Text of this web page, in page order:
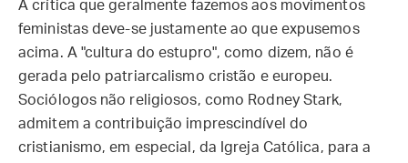
A crítica que geralmente fazemos aos movimentos
feministas deve-se justamente ao que expusemos
acima. A "cultura do estupro", como dizem, não é
gerada pelo patriarcalismo cristão e europeu.
Sociólogos não religiosos, como Rodney Stark,
admitem a contribuição imprescindível do
cristianismo, em especial, da Igreja Católica, para a